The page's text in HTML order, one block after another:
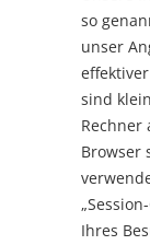
so
unser
sind
Rechner
Browser
Ihres